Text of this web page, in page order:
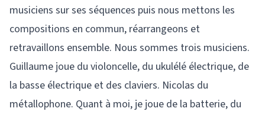
musiciens sur ses séquences puis nous mettons les
compositions en commun, réarrangeons et
retravaillons ensemble. Nous sommes trois musiciens.
Guillaume joue du violoncelle, du ukulélé électrique, de
la basse électrique et des claviers. Nicolas du
métallophone. Quant à moi, je joue de la batterie, du